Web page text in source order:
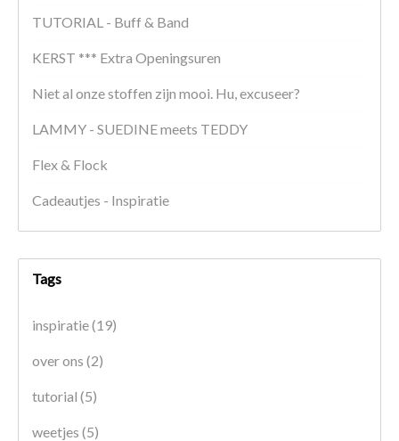
TUTORIAL - Buff & Band
KERST *** Extra Openingsuren
Niet al onze stoffen zijn mooi. Hu, excuseer?
LAMMY - SUEDINE meets TEDDY
Flex & Flock
Cadeautjes - Inspiratie
Tags
inspiratie(19)
over ons (2)
tutorial (5)
weetjes (5)